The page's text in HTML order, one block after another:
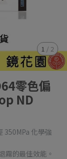
1 / 2
零色偏
ND
350MPa 化學強
霧的最佳效能。